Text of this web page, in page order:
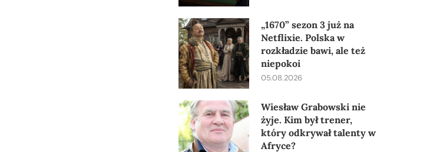
„1670” sezon 3 już na
Netflixie. Polska w
rozkładzie bawi, ale też
niepokoi
05.08.2026
Wiesław Grabowski nie
żyje. Kim był trener,
który odkrywał talenty w
Afryce?